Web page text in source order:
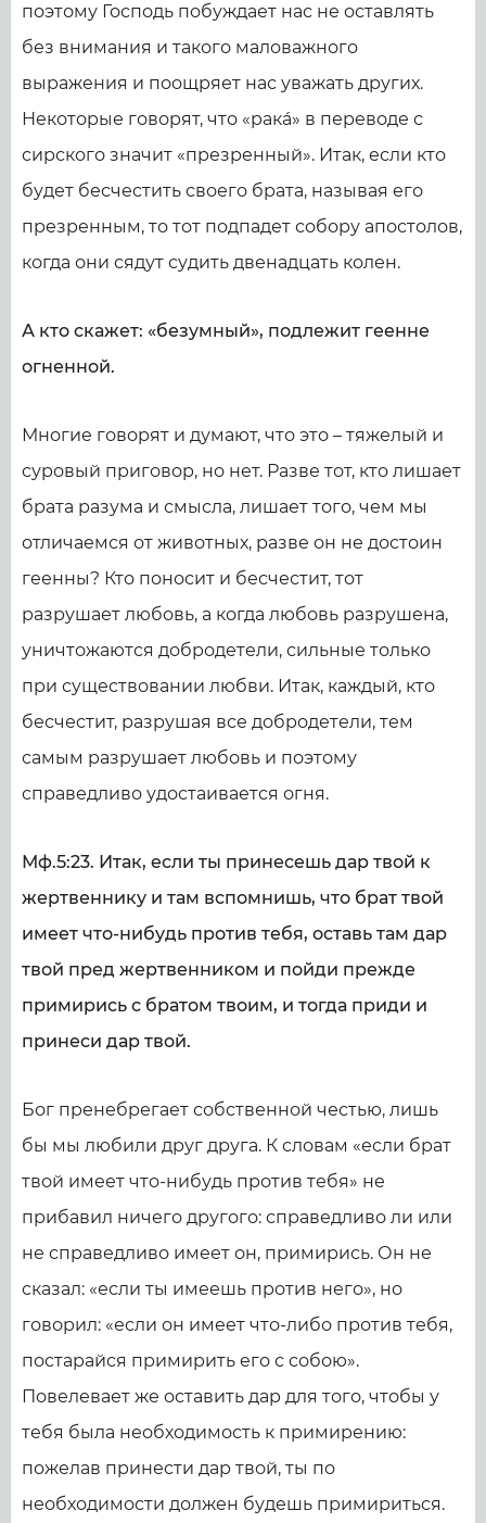
поэтому Господь побуждает нас не оставлять
без внимания и такого маловажного
выражения и поощряет нас уважать других.
Некоторые говорят, что «ракá» в переводе с
сирского значит «презренный». Итак, если кто
будет бесчестить своего брата, называя его
презренным, то тот подпадет собору апостолов,
когда они сядут судить двенадцать колен.
А кто скажет: «безумный», подлежит геенне
огненной.
Многие говорят и думают, что это – тяжелый и
суровый приговор, но нет. Разве тот, кто лишает
брата разума и смысла, лишает того, чем мы
отличаемся от животных, разве он не достоин
геенны? Кто поносит и бесчестит, тот
разрушает любовь, а когда любовь разрушена,
уничтожаются добродетели, сильные только
при существовании любви. Итак, каждый, кто
бесчестит, разрушая все добродетели, тем
самым разрушает любовь и поэтому
справедливо удостаивается огня.
Мф.5:23. Итак, если ты принесешь дар твой к
жертвеннику и там вспомнишь, что брат твой
имеет что-нибудь против тебя, оставь там дар
твой пред жертвенником и пойди прежде
примирись с братом твоим, и тогда приди и
принеси дар твой.
Бог пренебрегает собственной честью, лишь
бы мы любили друг друга. К словам «если брат
твой имеет что-нибудь против тебя» не
прибавил ничего другого: справедливо ли или
не справедливо имеет он, примирись. Он не
сказал: «если ты имеешь против него», но
говорил: «если он имеет что-либо против тебя,
постарайся примирить его с собою».
Повелевает же оставить дар для того, чтобы у
тебя была необходимость к примирению:
пожелав принести дар твой, ты по
необходимости должен будешь примириться.